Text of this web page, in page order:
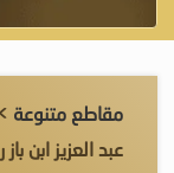
مقاطع متنوعة
عبد العزيز ابن